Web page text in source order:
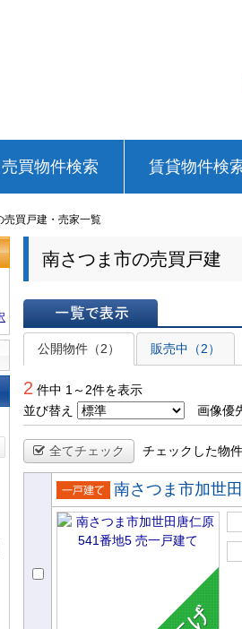
売買物件検索 賃貸物件検
売買戸建・売家一覧
南さつま市の売買戸建
一覧で表示
公開物件（2）
販売中（2）
2 件中 1～2件を表示
並び替え
画像優
全てチェック チェックした物
売一戸建
て
南さつま市加世